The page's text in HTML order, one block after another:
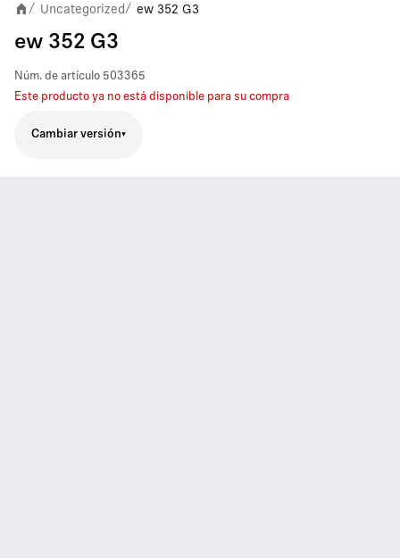
/ Uncategorized/ ew 352 G3
ew 352 G3
Núm. de artículo 503365
Este producto ya no está disponible para su compra
Cambiar versión